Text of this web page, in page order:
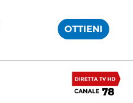
OTTIENI